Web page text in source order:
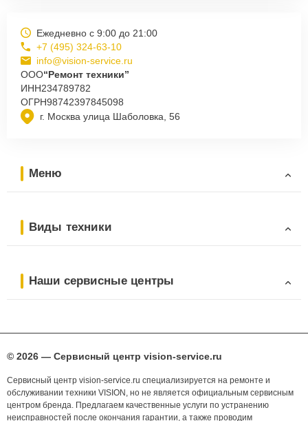
г. Москва улица Шаболовка, 56
Ежедневно с 9:00 до 21:00
+7 (495) 324-63-10
info@vision-service.ru
ООО“Ремонт техники”
ИНН234789782
ОГРН98742397845098
Меню
Виды техники
Наши сервисные центры
© 2026 — Сервисный центр vision-service.ru
Сервисный центр vision-service.ru специализируется на ремонте и
обслуживании техники VISION, но не является официальным сервисным
центром бренда. Предлагаем качественные услуги по устранению
неисправностей после окончания гарантии, а также проводим